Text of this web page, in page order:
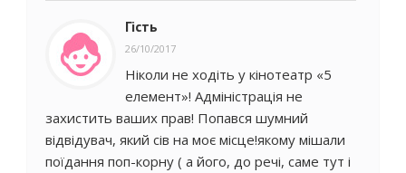
Гість
26/10/2017
Ніколи не ходіть у кінотеатр «5
елемент»! Адміністрація не
захистить ваших прав! Попався шумний
відвідувач, який сів на моє місце!якому мішали
поїдання поп-корну ( а його, до речі, саме тут і